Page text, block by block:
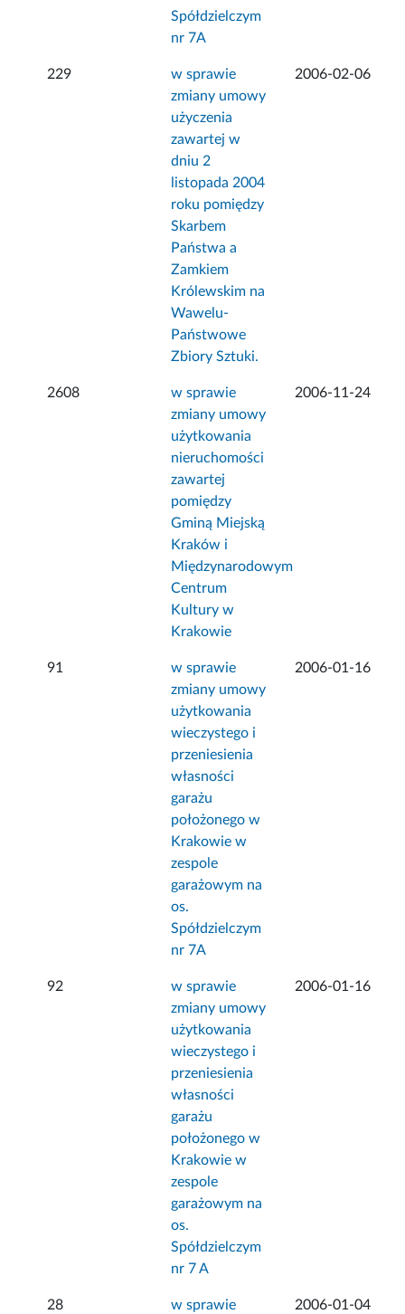
Spółdzielczym
nr 7A
229
w sprawie
zmiany umowy
użyczenia
zawartej w
dniu 2
listopada 2004
roku pomiędzy
Skarbem
Państwa a
Zamkiem
Królewskim na
Wawelu-
Państwowe
Zbiory Sztuki.
2006-02-06
2608
w sprawie
zmiany umowy
użytkowania
nieruchomości
zawartej
pomiędzy
Gminą Miejską
Kraków i
Międzynarodowym
Centrum
Kultury w
Krakowie
2006-11-24
91
w sprawie
zmiany umowy
użytkowania
wieczystego i
przeniesienia
własności
garażu
położonego w
Krakowie w
zespole
garażowym na
os.
Spółdzielczym
nr 7A
2006-01-16
92
w sprawie
zmiany umowy
użytkowania
wieczystego i
przeniesienia
własności
garażu
położonego w
Krakowie w
zespole
garażowym na
os.
Spółdzielczym
nr 7 A
2006-01-16
28
w sprawie
2006-01-04